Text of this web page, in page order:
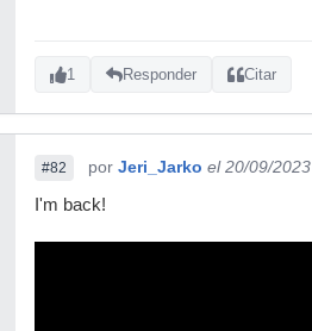
1 Responder Citar
#82 por Jeri_Jarko el 20/09/2023
I'm back!